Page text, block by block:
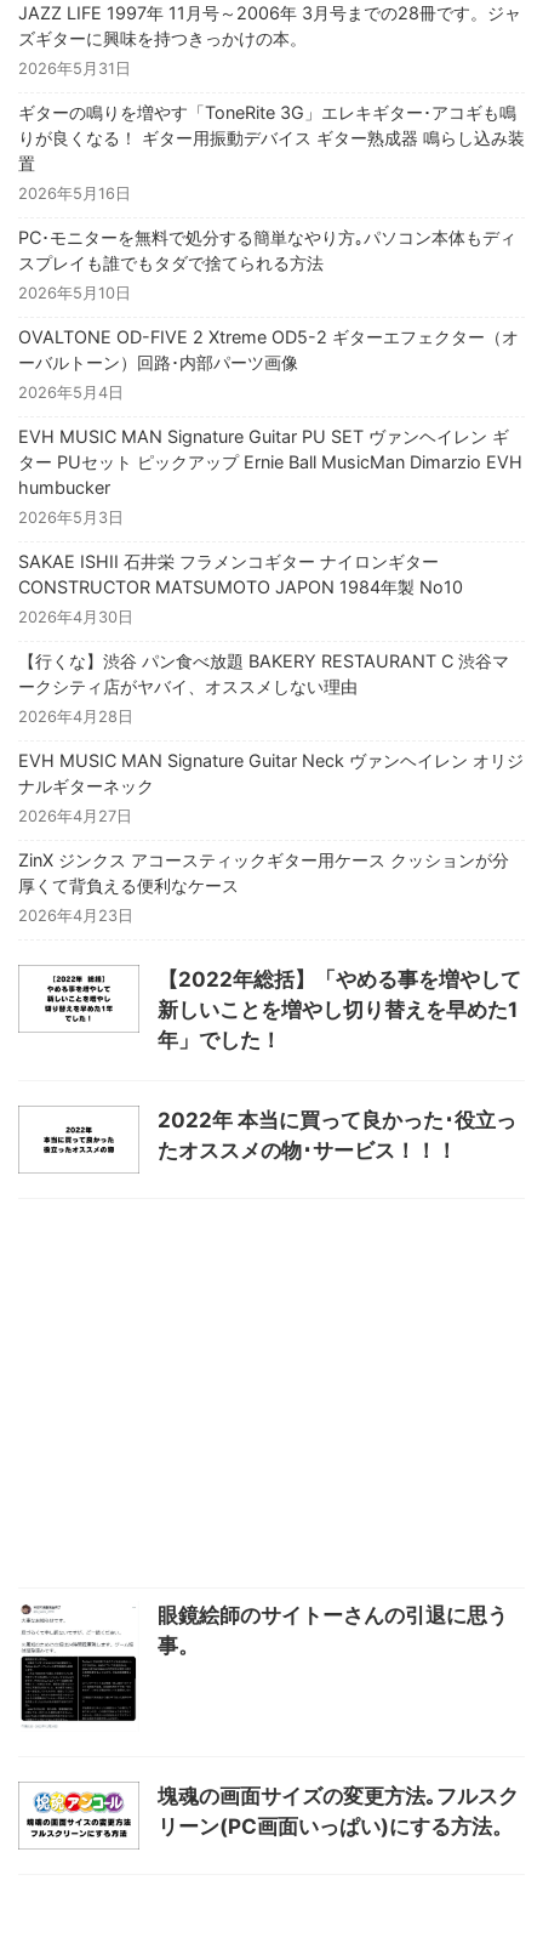
JAZZ LIFE 1997年 11月号～2006年 3月号までの28冊です。ジャ
ズギターに興味を持つきっかけの本。
2026年5月31日
ギターの鳴りを増やす「ToneRite 3G」エレキギター･アコギも鳴
りが良くなる！ ギター用振動デバイス ギター熟成器 鳴らし込み装
置
2026年5月16日
PC･モニターを無料で処分する簡単なやり方｡パソコン本体もディ
スプレイも誰でもタダで捨てられる方法
2026年5月10日
OVALTONE OD-FIVE 2 Xtreme OD5-2 ギターエフェクター（オ
ーバルトーン）回路･内部パーツ画像
2026年5月4日
EVH MUSIC MAN Signature Guitar PU SET ヴァンヘイレン ギ
ター PUセット ピックアップ Ernie Ball MusicMan Dimarzio EVH
humbucker
2026年5月3日
SAKAE ISHII 石井栄 フラメンコギター ナイロンギター
CONSTRUCTOR MATSUMOTO JAPON 1984年製 No10
2026年4月30日
【行くな】渋谷 パン食べ放題 BAKERY RESTAURANT C 渋谷マ
ークシティ店がヤバイ、オススメしない理由
2026年4月28日
EVH MUSIC MAN Signature Guitar Neck ヴァンヘイレン オリジ
ナルギターネック
2026年4月27日
ZinX ジンクス アコースティックギター用ケース クッションが分
厚くて背負える便利なケース
2026年4月23日
【2022年総括】「やめる事を増やして
新しいことを増やし切り替えを早めた1
年」でした！
2022年 本当に買って良かった･役立っ
たオススメの物･サービス！！！
眼鏡絵師のサイトーさんの引退に思う
事。
塊魂の画面サイズの変更方法｡フルスク
リーン(PC画面いっぱい)にする方法。